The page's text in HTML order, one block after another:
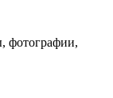
фотографии,